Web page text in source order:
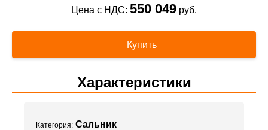
Цена с НДС: 550 049 руб.
Купить
Характеристики
Категория: Сальник